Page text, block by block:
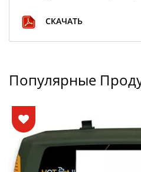
СКАЧАТЬ
Популярные